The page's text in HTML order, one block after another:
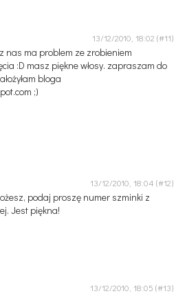
13/12/2010, 18:02
nas ma problem ze zrobieniem
:D masz piękne włosy. zapraszam do
bloga
;)
13/12/2010, 18:04
podaj proszę numer szminki z
Jest piękna!
13/12/2010, 18:05